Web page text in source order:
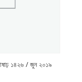
১৪২৬ / জুন ২০১৯